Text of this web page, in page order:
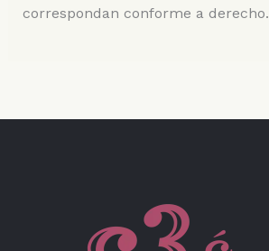
correspondan conforme a derecho.